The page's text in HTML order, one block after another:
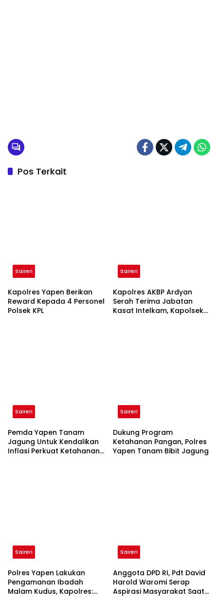
Pos Terkait
Saireri
Kapolres Yapen Berikan
Reward Kepada 4 Personel
Polsek KPL
Saireri
Kapolres AKBP Ardyan
Serah Terima Jabatan
Kasat Intelkam, Kapolsek
Saireri
Pemda Yapen Tanam
Jagung Untuk Kendalikan
Inflasi Perkuat Ketahanan
Saireri
Dukung Program
Ketahanan Pangan, Polres
Yapen Tanam Bibit Jagung
Saireri
Polres Yapen Lakukan
Pengamanan Ibadah
Malam Kudus, Kapolres:
Saireri
Anggota DPD RI, Pdt David
Harold Waromi Serap
Aspirasi Masyarakat Saat